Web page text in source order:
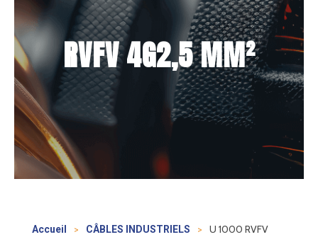
RVFV 4G2,5 MM²
Accueil > CÂBLES INDUSTRIELS > U 1000 RVFV